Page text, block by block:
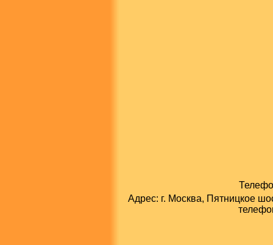
Адрес: г. Москва, Пятницкое